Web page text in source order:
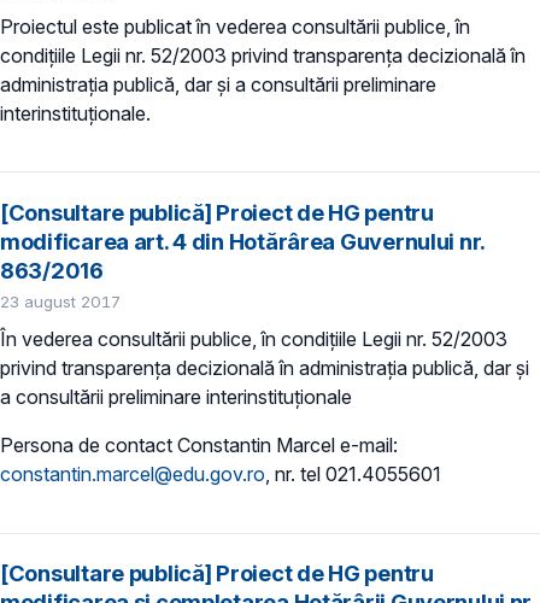
Proiectul este publicat în vederea consultării publice, în
condițiile Legii nr. 52/2003 privind transparența decizională în
administrația publică, dar și a consultării preliminare
interinstituționale.
[Consultare publică] Proiect de HG pentru
modificarea art. 4 din Hotărârea Guvernului nr.
863/2016
23 august 2017
În vederea consultării publice, în condițiile Legii nr. 52/2003
privind transparența decizională în administrația publică, dar și
a consultării preliminare interinstituționale
Persona de contact Constantin Marcel e-mail:
constantin.marcel@edu.gov.ro , nr. tel 021.4055601
[Consultare publică] Proiect de HG pentru